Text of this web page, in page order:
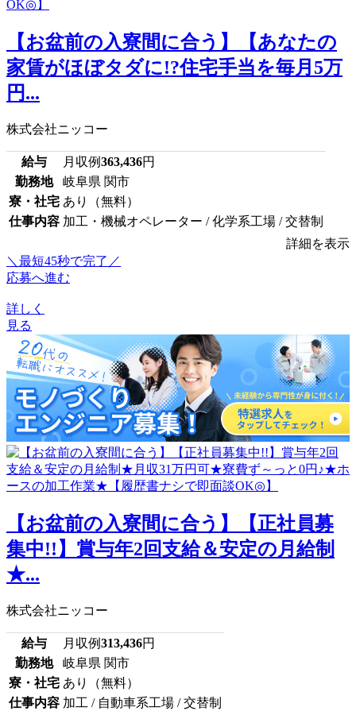
【お盆前の入寮間に合う】【あなたの
家賃がほぼタダに!?住宅手当を毎月5万
円...
株式会社ニッコー
給与 月収例363,436円
勤務地
岐阜県 関市
寮・社宅 あり（無料）
仕事内容 加工・機械オペレーター / 化学系工場 / 交替制
詳細を表示
＼最短45秒で完了／
応募へ進む
詳しく
見る
【お盆前の入寮間に合う】【正社員募
集中!!】賞与年2回支給＆安定の月給制
★...
株式会社ニッコー
給与 月収例313,436円
勤務地
岐阜県 関市
寮・社宅 あり（無料）
仕事内容 加工 / 自動車系工場 / 交替制